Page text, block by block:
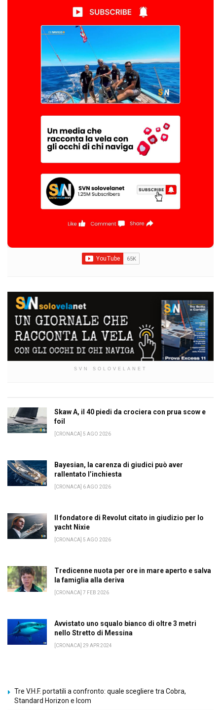
SVN SOLOVELANET
Skaw A, il 40 piedi da crociera con prua scow e
foil
[CRONACA] 5 AGO 2026
Bayesian, la carenza di giudici può aver
rallentato l’inchiesta
[CRONACA] 6 AGO 2026
Il fondatore di Revolut citato in giudizio per lo
yacht Nixie
[CRONACA] 5 AGO 2026
Tredicenne nuota per ore in mare aperto e salva
la famiglia alla deriva
[CRONACA] 7 FEB 2026
Avvistato uno squalo bianco di oltre 3 metri
nello Stretto di Messina
[CRONACA] 29 APR 2024
Tre V.H.F. portatili a confronto: quale scegliere tra Cobra,
Standard Horizon e Icom